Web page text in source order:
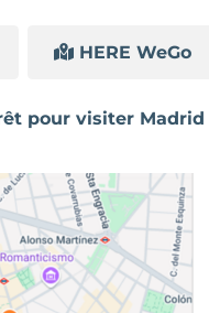
HERE WeGo
pour visiter Madrid